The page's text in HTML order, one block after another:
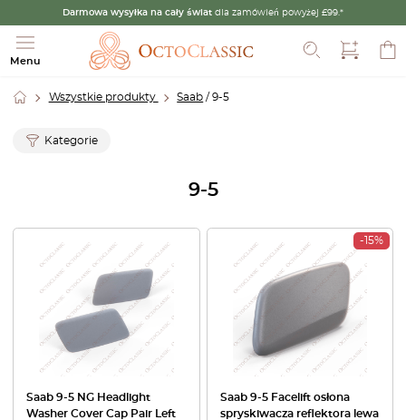
Darmowa wysyłka na cały świat dla zamówień powyżej £99.*
Menu
Szukaj
Wszystkie produkty Saab / 9-5
Kategorie
9-5
Saab 9-5 NG Headlight
Washer Cover Cap Pair Left
-15%
Saab 9-5 Facelift osłona
spryskiwacza reflektora lewa